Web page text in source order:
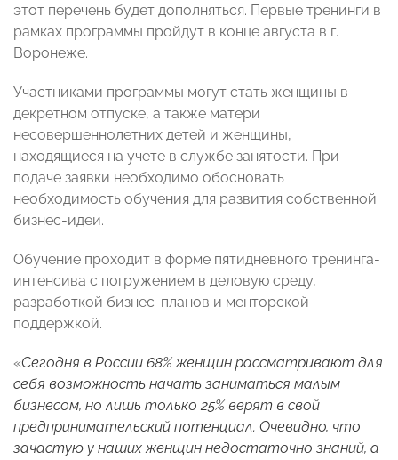
этот перечень будет дополняться. Первые тренинги в
рамках программы пройдут в конце августа в г.
Воронеже.
Участниками программы могут стать женщины в
декретном отпуске, а также матери
несовершеннолетних детей и женщины,
находящиеся на учете в службе занятости. При
подаче заявки необходимо обосновать
необходимость обучения для развития собственной
бизнес-идеи.
Обучение проходит в форме пятидневного тренинга-
интенсива с погружением в деловую среду,
разработкой бизнес-планов и менторской
поддержкой.
«Сегодня в России 68% женщин рассматривают для
себя возможность начать заниматься малым
бизнесом, но лишь только 25% верят в свой
предпринимательский потенциал. Очевидно, что
зачастую у наших женщин недостаточно знаний, а